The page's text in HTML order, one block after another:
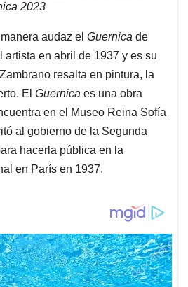
2023
audaz el Guernica de
artista en abril de 1937 y es su
resalta en pintura, la
El Guernica es una obra
en el Museo Reina Sofía
al gobierno de la Segunda
hacerla pública en la
en París en 1937.